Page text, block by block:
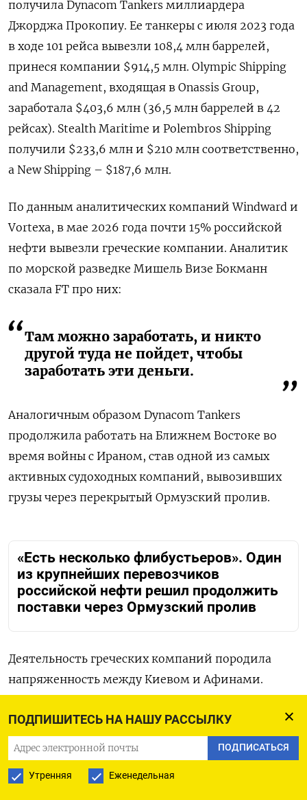
ПОДПИШИТЕСЬ НА НАШУ РАССЫЛКУ
ПОДПИСАТЬСЯ
Утренняя Еженедельная
получила Dynacom Tankers миллиардера
Джорджа Прокопиу. Ее танкеры с июля 2023 года
в ходе 101 рейса вывезли 108,4 млн баррелей,
принеся компании $914,5 млн. Olympic Shipping
and Management, входящая в Onassis Group,
заработала $403,6 млн (36,5 млн баррелей в 42
рейсах). Stealth Maritime и Polembros Shipping
получили $233,6 млн и $210 млн соответственно,
а New Shipping – $187,6 млн.
По данным аналитических компаний Windward и
Vortexa, в мае 2026 года почти 15% российской
нефти вывезли греческие компании. Аналитик
по морской разведке Мишель Визе Бокманн
сказала FT про них:
Там можно заработать, и никто
другой туда не пойдет, чтобы
заработать эти деньги.
Аналогичным образом Dynacom Tankers
продолжила работать на Ближнем Востоке во
время войны с Ираном, став одной из самых
активных судоходных компаний, вывозивших
грузы через перекрытый Ормузский пролив.
«Есть несколько флибустьеров». Один
из крупнейших перевозчиков
российской нефти решил продолжить
поставки через Ормузский пролив
Деятельность греческих компаний породила
напряженность между Киевом и Афинами.
Некоторые из них, включая Dynacom, стали в
2023 году фигурантами украинского списка
«международных спонсоров войны», но затем
были исключены по настоянию правительства
Греции.